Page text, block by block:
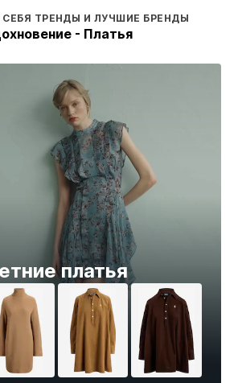
ТРЕНДЫ И ЛУЧШИЕ БРЕНДЫ
- Платья
платья